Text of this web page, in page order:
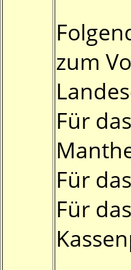
zum
Für
Für
Für